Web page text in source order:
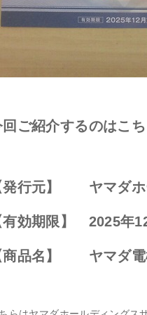
ご紹介するのはこち
発行元】 ヤマダホ
有効期限】 2025年
商品名】 ヤマダ